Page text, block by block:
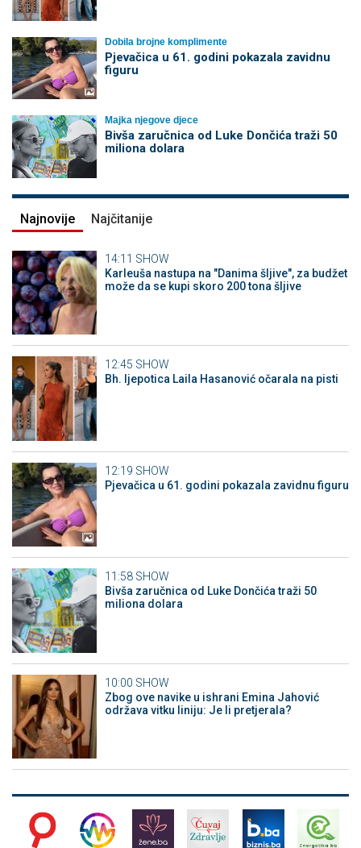
Dobila brojne komplimente
Pjevačica u 61. godini pokazala zavidnu
figuru
Majka njegove djece
Bivša zaručnica od Luke Dončića traži 50
miliona dolara
Najnovije Najčitanije
14:11 SHOW
Karleuša nastupa na "Danima šljive", za budžet
može da se kupi skoro 200 tona šljive
12:45 SHOW
Bh. ljepotica Laila Hasanović očarala na pisti
12:19 SHOW
Pjevačica u 61. godini pokazala zavidnu figuru
11:58 SHOW
Bivša zaručnica od Luke Dončića traži 50
miliona dolara
10:00 SHOW
Zbog ove navike u ishrani Emina Jahović
održava vitku liniju: Je li pretjerala?